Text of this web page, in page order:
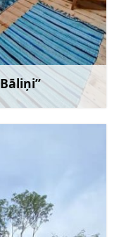
Uzzināt vairāk